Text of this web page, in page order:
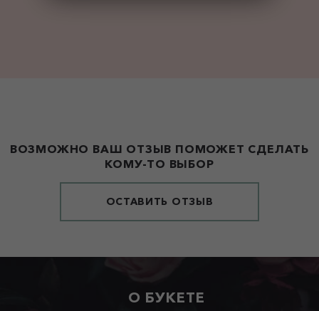
ВОЗМОЖНО ВАШ ОТЗЫВ ПОМОЖЕТ СДЕЛАТЬ
КОМУ-ТО ВЫБОР
ОСТАВИТЬ ОТЗЫВ
О БУКЕТЕ